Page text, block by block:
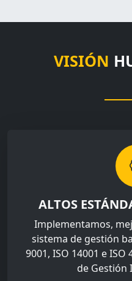
VISIÓN
ALTOS
Implementamos,
sistema de gestión
9001, ISO 14001 e
de Gestión